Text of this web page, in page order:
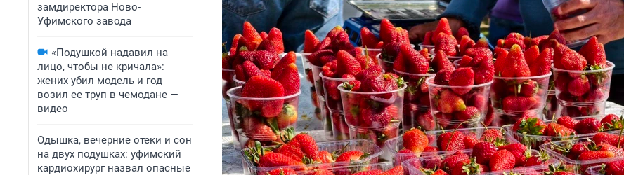
замдиректора Ново-
Уфимского завода
«Подушкой надавил на
лицо, чтобы не кричала»:
жених убил модель и год
возил ее труп в чемодане —
видео
Одышка, вечерние отеки и сон
на двух подушках: уфимский
кардиохирург назвал опасные